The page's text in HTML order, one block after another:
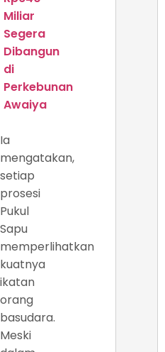
Miliar
Segera
Dibangun
di
Perkebunan
Awaiya
Ia
mengatakan,
setiap
prosesi
Pukul
Sapu
memperlihatkan
kuatnya
ikatan
orang
basudara.
Meski